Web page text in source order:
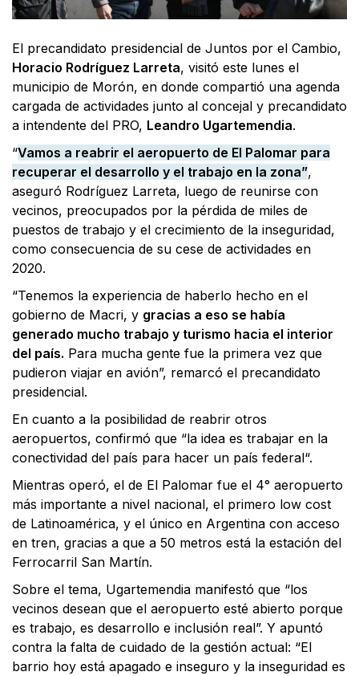
El precandidato presidencial de Juntos por el Cambio,
Horacio Rodríguez Larreta, visitó este lunes el
municipio de Morón, en donde compartió una agenda
cargada de actividades junto al concejal y precandidato
a intendente del PRO, Leandro Ugartemendia.
“Vamos a reabrir el aeropuerto de El Palomar para
recuperar el desarrollo y el trabajo en la zona”,
aseguró Rodríguez Larreta, luego de reunirse con
vecinos, preocupados por la pérdida de miles de
puestos de trabajo y el crecimiento de la inseguridad,
como consecuencia de su cese de actividades en
2020.
“Tenemos la experiencia de haberlo hecho en el
gobierno de Macri, y gracias a eso se había
generado mucho trabajo y turismo hacia el interior
del país. Para mucha gente fue la primera vez que
pudieron viajar en avión”, remarcó el precandidato
presidencial.
En cuanto a la posibilidad de reabrir otros
aeropuertos, confirmó que “la idea es trabajar en la
conectividad del país para hacer un país federal“.
Mientras operó, el de El Palomar fue el 4° aeropuerto
más importante a nivel nacional, el primero low cost
de Latinoamérica, y el único en Argentina con acceso
en tren, gracias a que a 50 metros está la estación del
Ferrocarril San Martín.
Sobre el tema, Ugartemendia manifestó que “los
vecinos desean que el aeropuerto esté abierto porque
es trabajo, es desarrollo e inclusión real”. Y apuntó
contra la falta de cuidado de la gestión actual: “El
barrio hoy está apagado e inseguro y la inseguridad es